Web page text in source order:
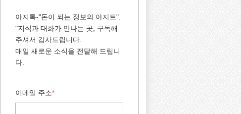
아지톡-"돈이 되는 정보의 아지트",
"지식과 대화가 만나는 곳, 구독해
주셔서 감사드립니다.
매일 새로운 소식을 전달해 드립니
다.
이메일 주소*